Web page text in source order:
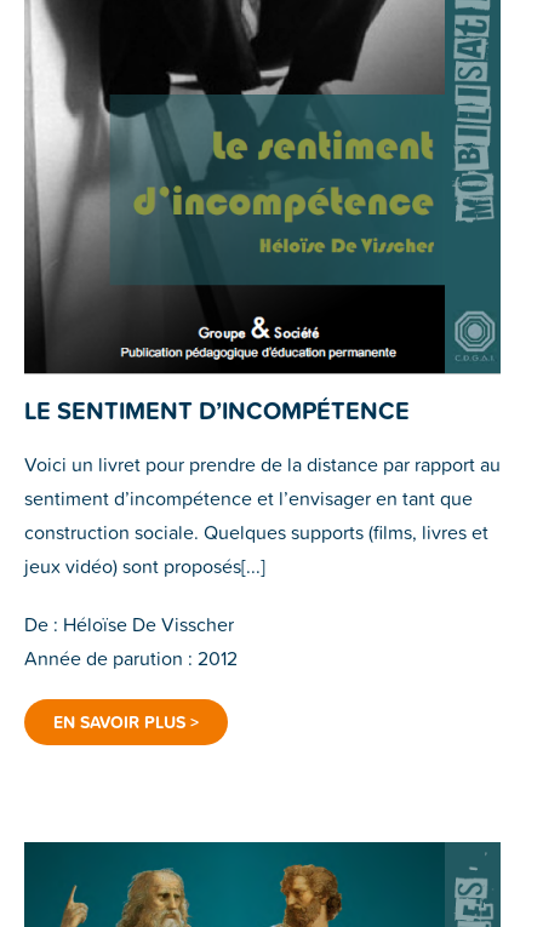
LE SENTIMENT D’INCOMPÉTENCE
Voici un livret pour prendre de la distance par rapport au
sentiment d’incompétence et l’envisager en tant que
construction sociale. Quelques supports (films, livres et
jeux vidéo) sont proposés[...]
De : Héloïse De Visscher
Année de parution : 2012
EN SAVOIR PLUS >